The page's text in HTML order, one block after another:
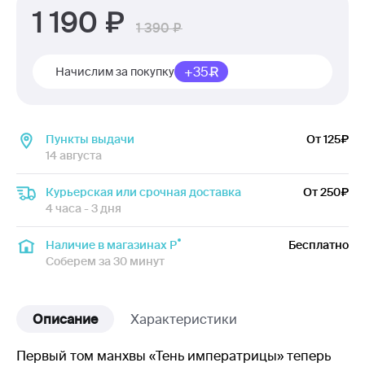
1 190 1 390
Начислим за покупку +35
Пункты выдачи
14 августа
От 125
Курьерская или срочная доставка
4 часа - 3 дня
От 250
Наличие в магазинах Р
Соберем за 30 минут
Бесплатно
Описание Характеристики
Первый том манхвы «Тень императрицы» теперь